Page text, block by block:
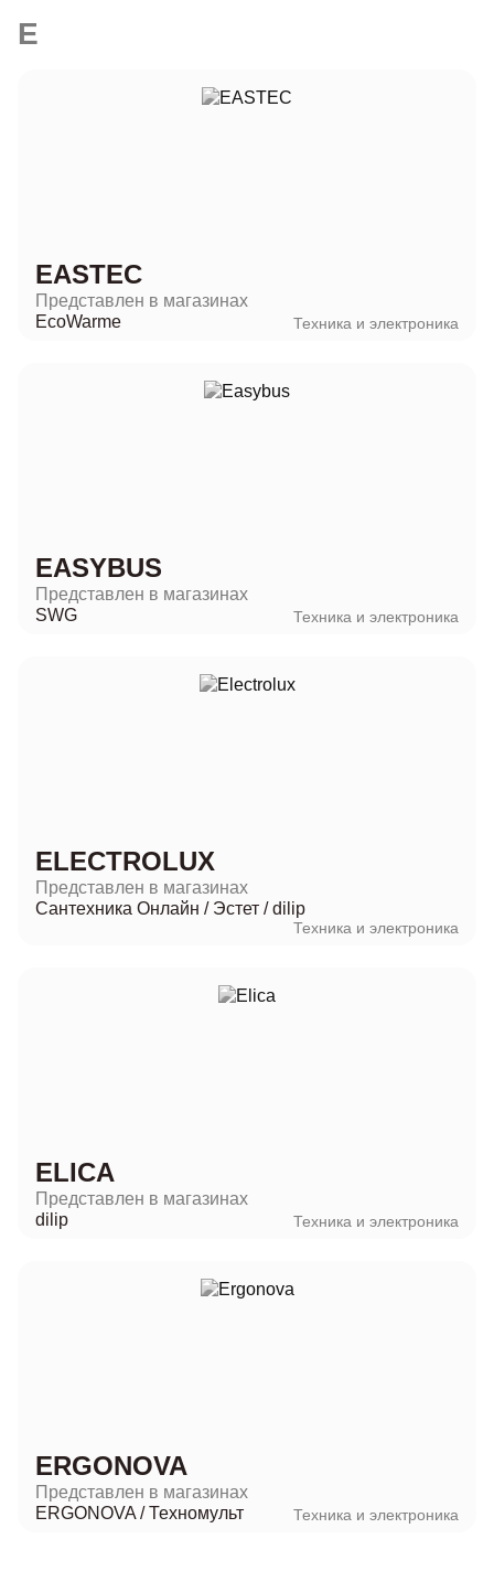
E
EASTEC
Представлен в магазинах
EcoWarme
Техника и электроника
EASYBUS
Представлен в магазинах
SWG
Техника и электроника
ELECTROLUX
Представлен в магазинах
Сантехника Онлайн / Эстет /dilip
Техника и электроника
ELICA
Представлен в магазинах
dilip
Техника и электроника
ERGONOVA
Представлен в магазинах
ERGONOVA /Техномульт Техника и электроника